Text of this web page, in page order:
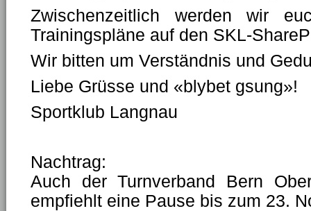
Zwischenzeitlich werden wir
Trainingspläne auf den SKL-
Wir bitten um Verständnis und
Liebe Grüsse und «blybet gsung»!
Sportklub Langnau
Nachtrag:
Auch der Turnverband Bern
empfiehlt eine Pause bis zum 23.